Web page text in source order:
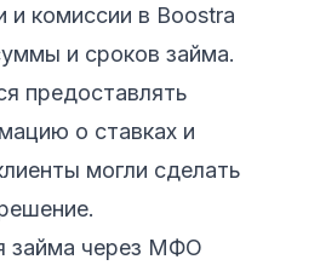
и комиссии в Boostra
и сроков займа.
предоставлять
о ставках и
могли сделать
займа через МФО